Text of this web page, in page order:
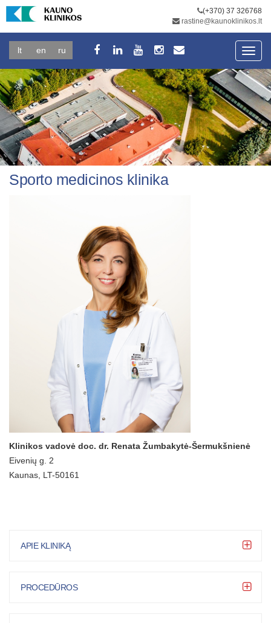
(+370) 37 326768
rastine@kaunoklinikos.lt
lt en ru
Sporto medicinos klinika
Klinikos vadovė doc. dr. Renata Žumbakytė-Šermukšnienė
Eivenių g. 2
Kaunas, LT-50161
APIE KLINIKĄ
PROCEDŪROS